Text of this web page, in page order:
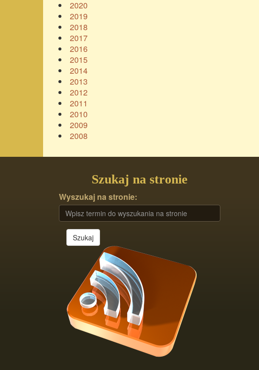
2020
2019
2018
2017
2016
2015
2014
2013
2012
2011
2010
2009
2008
Szukaj na stronie
Wyszukaj na stronie:
Szukaj